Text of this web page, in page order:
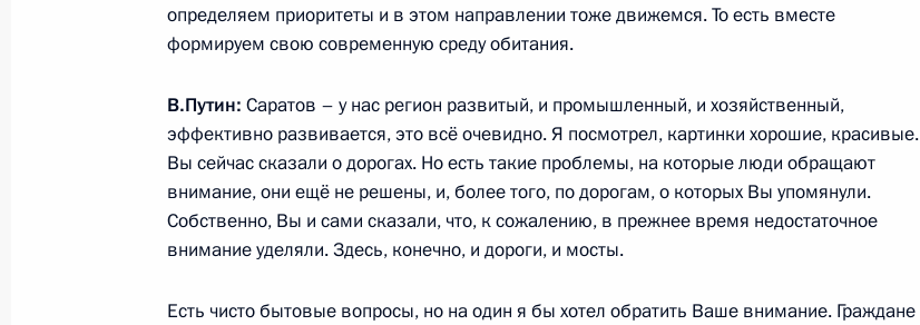
БРИКС – к новым горизонтам стратегического партнёрства
31 августа 2017 года, четверг
Встреча с исполняющим обязанности губернатора Саратовской
области Валерием Радаевым
3
определяем приоритеты и в этом направлении тоже движемся. То есть вместе
формируем свою современную среду обитания.
В.Путин: Саратов – у нас регион развитый, и промышленный, и хозяйственный,
эффективно развивается, это всё очевидно. Я посмотрел, картинки хорошие, красивые.
Вы сейчас сказали о дорогах. Но есть такие проблемы, на которые люди обращают
внимание, они ещё не решены, и, более того, по дорогам, о которых Вы упомянули.
Собственно, Вы и сами сказали, что, к сожалению, в прежнее время недостаточное
внимание уделяли. Здесь, конечно, и дороги, и мосты.
Есть чисто бытовые вопросы, но на один я бы хотел обратить Ваше внимание. Граждане